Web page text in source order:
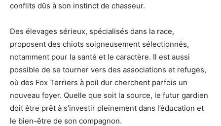
conflits dûs à son instinct de chasseur.
Des élevages sérieux, spécialisés dans la race,
proposent des chiots soigneusement sélectionnés,
notamment pour la santé et le caractère. Il est aussi
possible de se tourner vers des associations et refuges,
où des Fox Terriers à poil dur cherchent parfois un
nouveau foyer. Quelle que soit la source, le futur gardien
doit être prêt à s’investir pleinement dans l’éducation et
le bien-être de son compagnon.